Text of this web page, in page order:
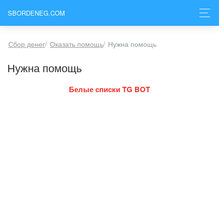
SBORDENEG.COM
Сбор денег/ Оказать помощь/ Нужна помощь
Нужна помощь
Белые списки TG BOT